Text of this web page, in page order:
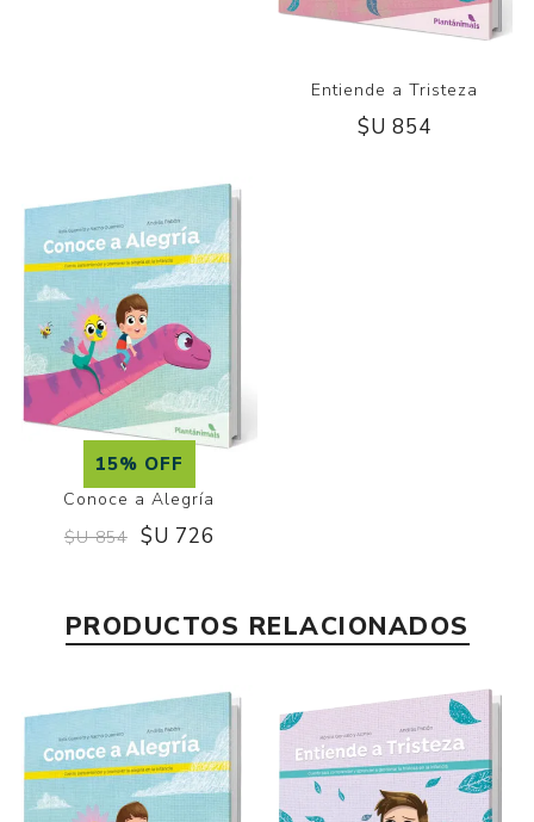
Entiende a Tristeza
$U 854
15% OFF
Conoce a Alegría
$U 854 $U 726
PRODUCTOS RELACIONADOS